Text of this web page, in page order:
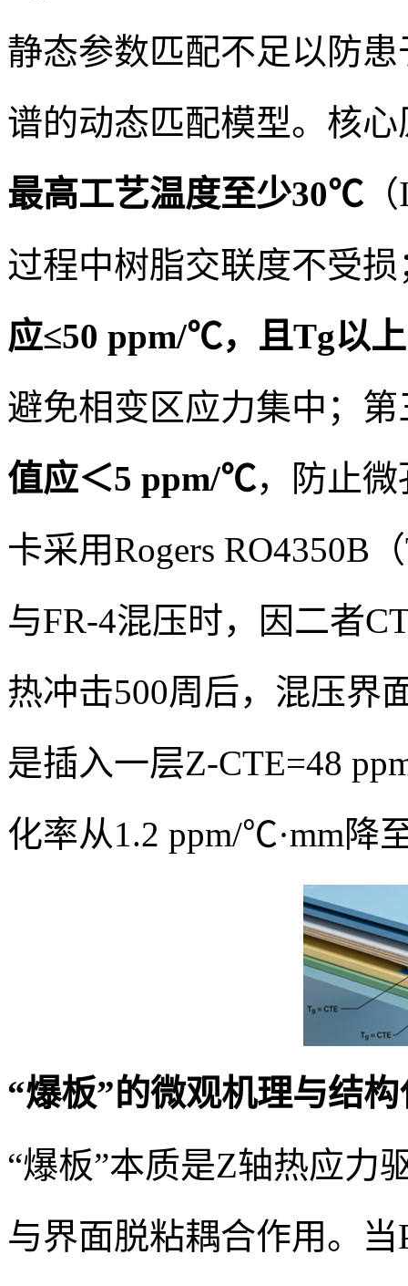
静态参数匹配不足以防
谱的动态匹配模型。核
最高工艺温度至少30℃（
过程中树脂交联度不受
应≤50 ppm/℃，且Tg以
避免相变区应力集中；第
值应＜5 ppm/℃，防止微
卡采用Rogers RO4350B
与FR-4混压时，因二者
热冲击500周后，混压
是插入一层Z-CTE=48
化率从1.2 ppm/℃·mm降
“爆板”的微观机理与结
“爆板”本质是Z轴热应力
与界面脱粘耦合作用。